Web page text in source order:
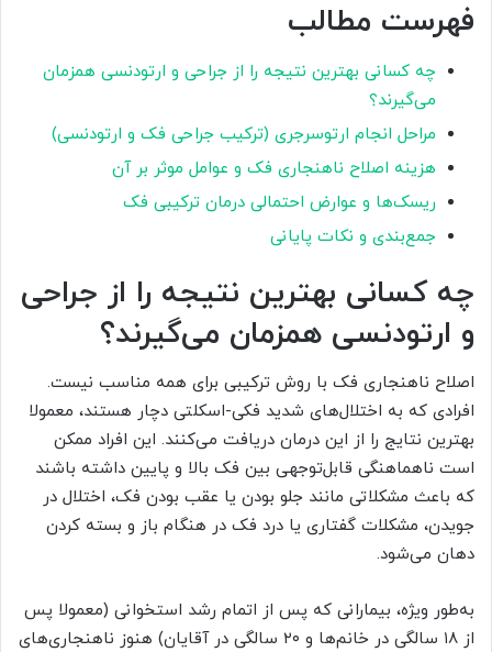
فهرست مطالب
چه کسانی بهترین نتیجه را از جراحی و ارتودنسی همزمان
می‌گیرند؟
مراحل انجام ارتوسرجری (ترکیب جراحی فک و ارتودنسی)
هزینه اصلاح ناهنجاری فک و عوامل موثر بر آن
ریسک‌ها و عوارض احتمالی درمان ترکیبی فک
جمع‌بندی و نکات پایانی
چه کسانی بهترین نتیجه را از جراحی
و ارتودنسی همزمان می‌گیرند؟
اصلاح ناهنجاری فک با روش ترکیبی برای همه مناسب نیست.
افرادی که به اختلال‌های شدید فکی-اسکلتی دچار هستند، معمولا
بهترین نتایج را از این درمان دریافت می‌کنند. این افراد ممکن
است ناهماهنگی قابل‌توجهی بین فک بالا و پایین داشته باشند
که باعث مشکلاتی مانند جلو بودن یا عقب بودن فک، اختلال در
جویدن، مشکلات گفتاری یا درد فک در هنگام باز و بسته کردن
دهان می‌شود.
به‌طور ویژه، بیمارانی که پس از اتمام رشد استخوانی (معمولا پس
از ۱۸ سالگی در خانم‌ها و ۲۰ سالگی در آقایان) هنوز ناهنجاری‌های